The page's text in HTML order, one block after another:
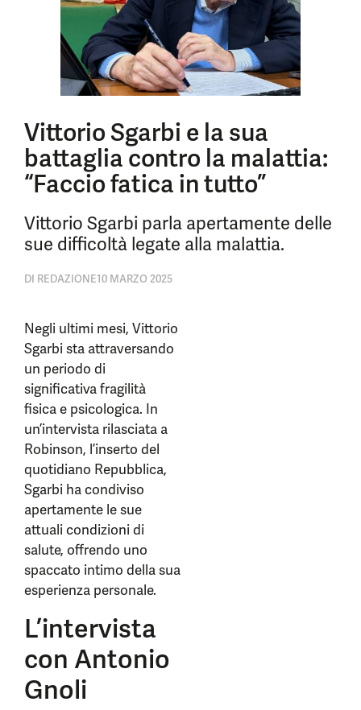
Vittorio Sgarbi e la sua
battaglia contro la malattia:
“Faccio fatica in tutto”
Vittorio Sgarbi parla apertamente delle
sue difficoltà legate alla malattia.
DI REDAZIONE10 MARZO 2025
Negli ultimi mesi, Vittorio
Sgarbi sta attraversando
un periodo di
significativa fragilità
fisica e psicologica. In
un’intervista rilasciata a
Robinson, l’inserto del
quotidiano Repubblica,
Sgarbi ha condiviso
apertamente le sue
attuali condizioni di
salute, offrendo uno
spaccato intimo della sua
esperienza personale.
L’intervista
con Antonio
Gnoli